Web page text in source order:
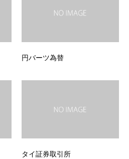
円バーツ為替
タイ証券取引所